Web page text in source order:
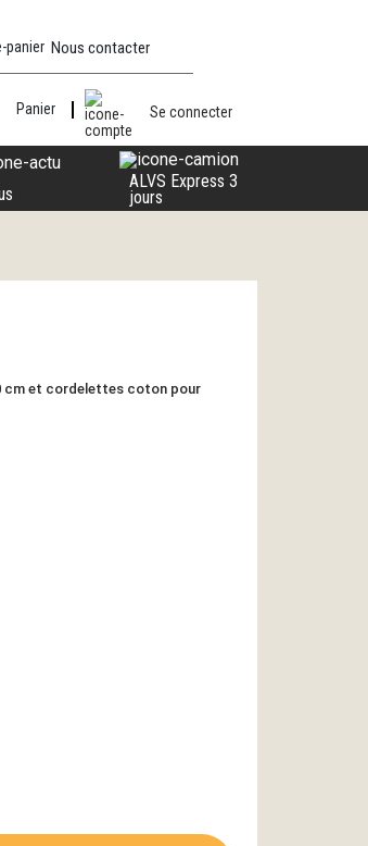
Nous contacter
Panier Se connecter
ALVS Express 3
jours
cm et cordelettes coton pour